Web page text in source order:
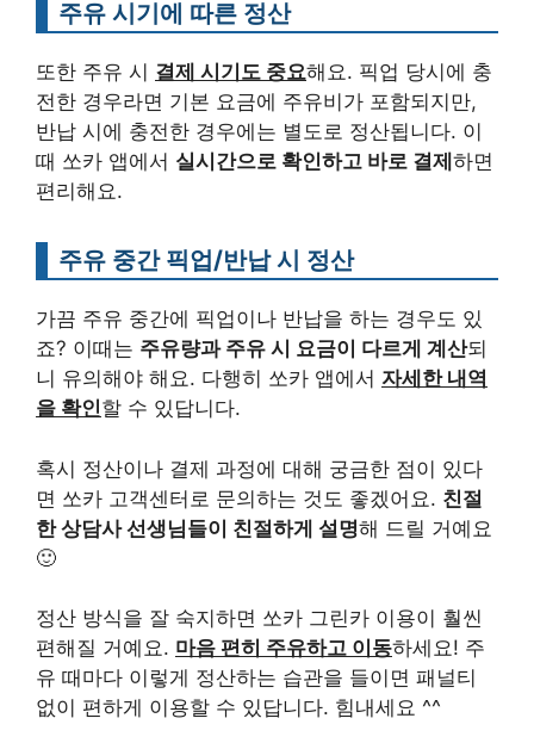
주유 시기에 따른 정산
또한 주유 시 결제 시기도 중요해요. 픽업 당시에 충
전한 경우라면 기본 요금에 주유비가 포함되지만,
반납 시에 충전한 경우에는 별도로 정산됩니다. 이
때 쏘카 앱에서 실시간으로 확인하고 바로 결제 하면
편리해요.
주유 중간 픽업/반납 시 정산
가끔 주유 중간에 픽업이나 반납을 하는 경우도 있
죠? 이때는 주유량과 주유 시 요금이 다르게 계산되
니 유의해야 해요. 다행히 쏘카 앱에서 자세한 내역
을 확인할 수 있답니다.
혹시 정산이나 결제 과정에 대해 궁금한 점이 있다
면 쏘카 고객센터로 문의하는 것도 좋겠어요. 친절
한 상담사 선생님들이 친절하게 설명해 드릴 거예요
🙂
정산 방식을 잘 숙지하면 쏘카 그린카 이용이 훨씬
편해질 거예요. 마음 편히 주유하고 이동하세요! 주
유 때마다 이렇게 정산하는 습관을 들이면 패널티
없이 편하게 이용할 수 있답니다. 힘내세요 ^^